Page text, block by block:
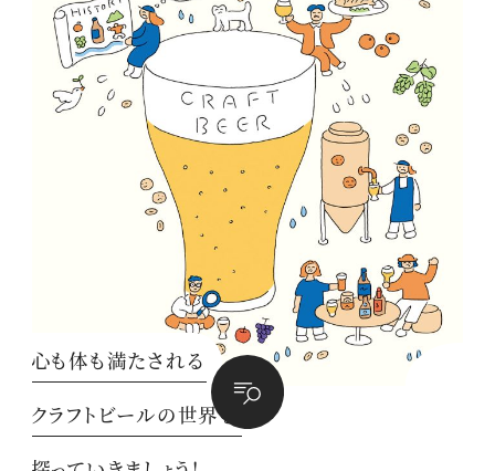
心も体も満たされる
クラフトビールの世界を